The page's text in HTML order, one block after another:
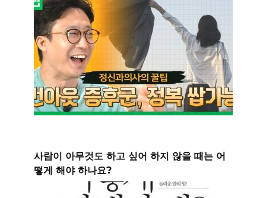
사람이 아무것도 하고 싶어 하지 않을 때는 어
떻게 해야 하나요?